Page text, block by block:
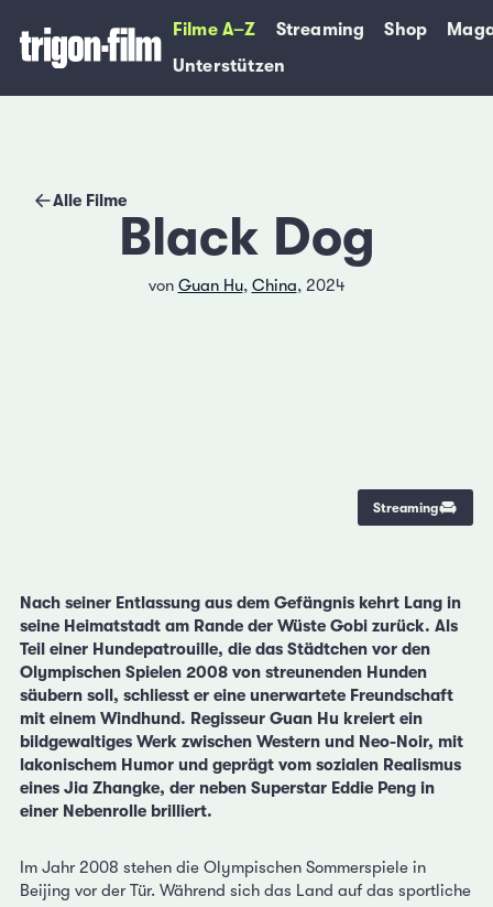
Filme A–Z Streaming Shop
Unterstützen
Alle Filme
Black Dog
von Guan Hu, China, 2024
Streaming
Nach seiner Entlassung aus dem Gefängnis kehrt Lang in
seine Heimatstadt am Rande der Wüste Gobi zurück. Als
Teil einer Hundepatrouille, die das Städtchen vor den
Olympischen Spielen 2008 von streunenden Hunden
säubern soll, schliesst er eine unerwartete Freundschaft
mit einem Windhund. Regisseur Guan Hu kreiert ein
bildgewaltiges Werk zwischen Western und Neo-Noir, mit
lakonischem Humor und geprägt vom sozialen Realismus
eines Jia Zhangke, der neben Superstar Eddie Peng in
einer Nebenrolle brilliert.
Im Jahr 2008 stehen die Olympischen Sommerspiele in
Beijing vor der Tür. Während sich das Land auf das sportliche